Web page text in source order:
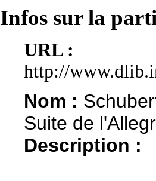
Infos sur la
URL :
http://
Nom :
Suite de
Description :